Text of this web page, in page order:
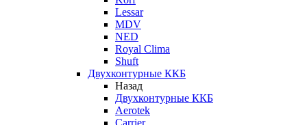
Lessar
MDV
NED
Royal Clima
Shuft
Двухконтурные ККБ
Назад
Двухконтурные ККБ
Aerotek
Carrier